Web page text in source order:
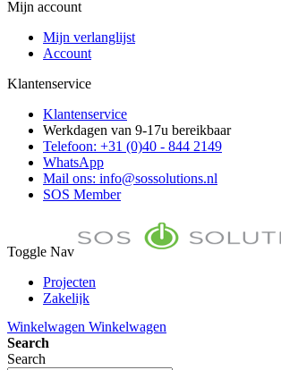
Mijn account
Mijn verlanglijst
Account
Klantenservice
Klantenservice
Werkdagen van 9-17u bereikbaar
Telefoon: +31 (0)40 - 844 2149
WhatsApp
Mail ons: info@sossolutions.nl
SOS Member
Toggle Nav
Projecten
Zakelijk
Toon prijzen Incl. BTW
Toon prijzen Excl. BTW
Winkelwagen Winkelwagen
Search
Search